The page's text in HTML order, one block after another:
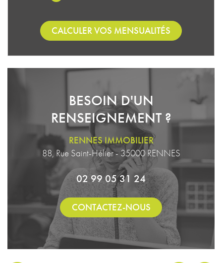
CALCULER VOS MENSUALITÉS
BESOIN D'UN
RENSEIGNEMENT ?
RENNES IMMOBILIER
88, Rue Saint-Hélier - 35000 RENNES
02 99 05 31 24
CONTACTEZ-NOUS